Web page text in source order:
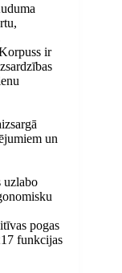
ir
un
uzlabo
pogas
funkcijas